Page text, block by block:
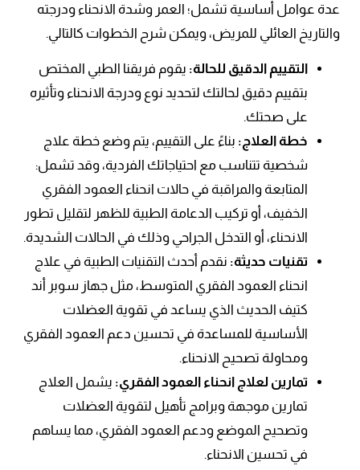
عدة عوامل أساسية تشمل؛ العمر وشدة الانحناء ودرجته
والتاريخ العائلي للمريض، ويمكن شرح الخطوات كالتالي.
التقييم الدقيق للحالة: يقوم فريقنا الطبي المختص
بتقييم دقيق لحالتك لتحديد نوع ودرجة الانحناء وتأثيره
على صحتك.
خطة العلاج: بناءً على التقييم، يتم وضع خطة علاج
شخصية تتناسب مع احتياجاتك الفردية،وقد تشمل:
المتابعة والمراقبة في حالات انحناء العمود الفقري
الخفيف، أو تركيب الدعامة الطبية للظهر لتقليل تطور
الانحناء، أو التدخل الجراحي وذلك في الحالات الشديدة.
تقنيات حديثة: نقدم أحدث التقنيات الطبية في علاج
انحناء العمود الفقري المتوسط، مثل جهاز سوبر أند
كتيف الحديث الذي يساعد في تقوية العضلات
الأساسية للمساعدة في تحسين دعم العمود الفقري
ومحاولة تصحيح الانحناء.
تمارين لعلاج انحناء العمود الفقري: يشمل العلاج
تمارين موجهة وبرامج تأهيل لتقوية العضلات
وتصحيح الموضع ودعم العمود الفقري، مما يساهم
في تحسين الانحناء.